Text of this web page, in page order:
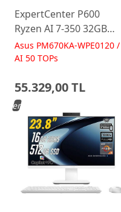
ExpertCenter P600
Ryzen AI 7-350 32GB
512GB 27 FreeDos Beyaz
AI-Powered AIO
Asus PM670KA-WPE0120 /
AI 50 TOPs
55.329,00 TL
Yeni